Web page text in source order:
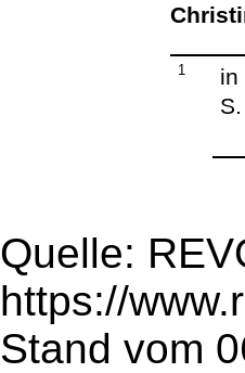
1 in
Quelle:
https://
Stand vom